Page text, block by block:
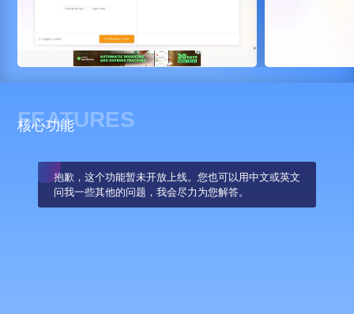
FEATURES
核心功能
抱歉，这个功能暂未开放上线。您也可以用中文或英文
问我一些其他的问题，我会尽力为您解答。